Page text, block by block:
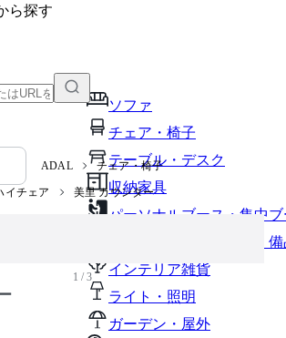
ら探す
ソファ
チェア・椅子
テーブル・デスク
収納家具
パーソナルブース・集中
オフィスアクセサリー・
インテリア雑貨
ライト・照明
ガーデン・屋外
トに追加
ージのURLを貼り付けて、カートに追加できます
ADAL チェア・椅子
イチェア 美里 カウンター
1 / 3